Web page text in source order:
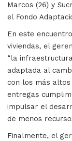
Marcos (26) y
el Fondo
En este
viviendas, el
“la
adaptada al
con los más
entregas
impulsar el
de menos
Finalmente, el